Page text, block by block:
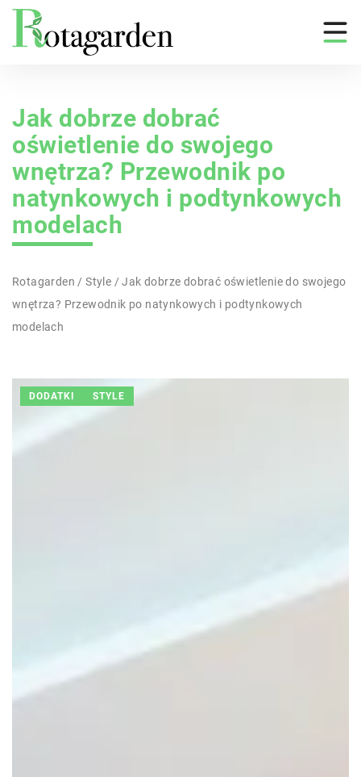
Jak dobrze dobrać
oświetlenie do swojego
wnętrza? Przewodnik po
natynkowych i podtynkowych
modelach
Rotagarden /Style /Jak dobrze dobrać oświetlenie do swojego
wnętrza? Przewodnik po natynkowych i podtynkowych
modelach
DODATKI STYLE